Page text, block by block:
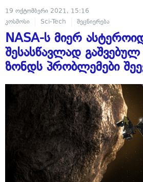
19 ოქტომბერი 2021, 15:16
კოსმოსი
Sci-Tech მეცნიერება
NASA-ს მიერ
შესასწავლად
ზონდს პრობლემები